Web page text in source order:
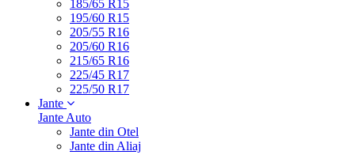
185/65 R15
195/60 R15
205/55 R16
205/60 R16
215/65 R16
225/45 R17
225/50 R17
Jante
Jante Auto
Jante din Otel
Jante din Aliaj